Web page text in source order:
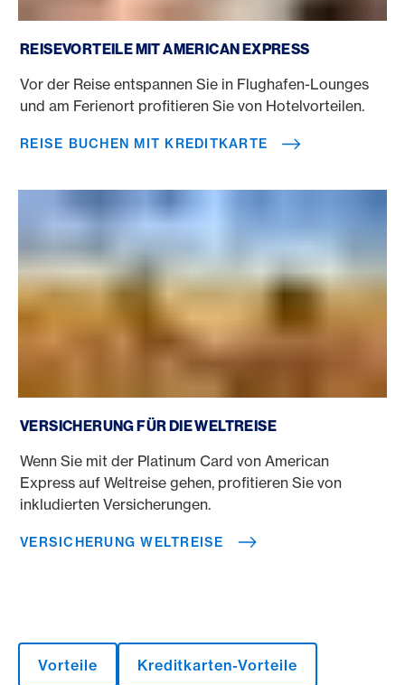
REISEVORTEILE MIT AMERICAN EXPRESS
Vor der Reise entspannen Sie in Flughafen-Lounges
und am Ferienort profitieren Sie von Hotelvorteilen.
REISE BUCHEN MIT KREDITKARTE
VERSICHERUNG FÜR DIE WELTREISE
Wenn Sie mit der Platinum Card von American
Express auf Weltreise gehen, profitieren Sie von
inkludierten Versicherungen.
VERSICHERUNG WELTREISE
Vorteile Kreditkarten-Vorteile